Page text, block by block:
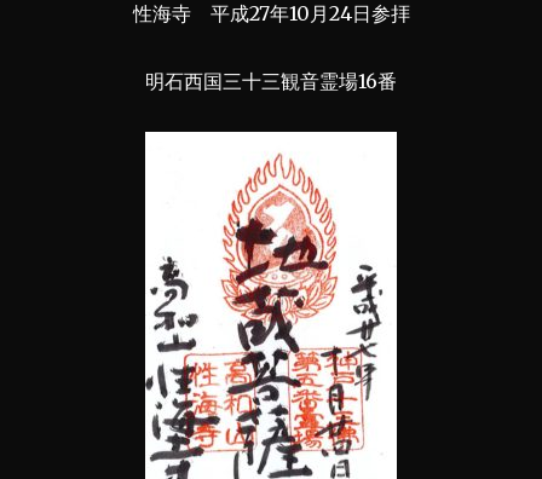
性海寺 平成27年10月24日参拝
明石西国三十三観音霊場16番